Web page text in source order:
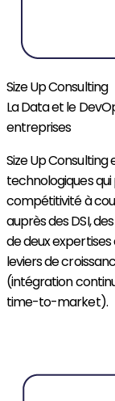
Size Up Consulting
La Data et le
entreprises
Size Up
technologiques
compétitivité à
auprès des DSI,
de deux expertises
leviers de
(intégration
time-to-market).